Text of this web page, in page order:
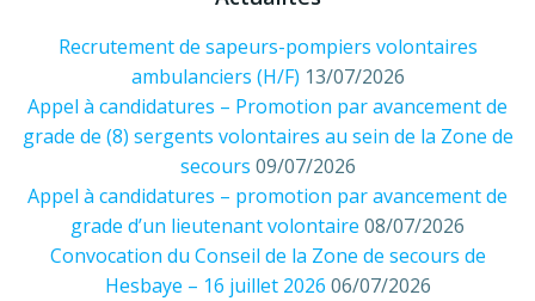
Recrutement de sapeurs-pompiers volontaires
ambulanciers (H/F) 13/07/2026
Appel à candidatures – Promotion par avancement de
grade de (8) sergents volontaires au sein de la Zone de
secours 09/07/2026
Appel à candidatures – promotion par avancement de
grade d’un lieutenant volontaire 08/07/2026
Convocation du Conseil de la Zone de secours de
Hesbaye – 16 juillet 2026 06/07/2026